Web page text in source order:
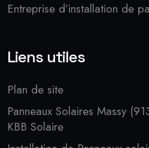
Entreprise d’installation de
Liens utiles
Plan de site
Panneaux Solaires Massy
KBB Solaire